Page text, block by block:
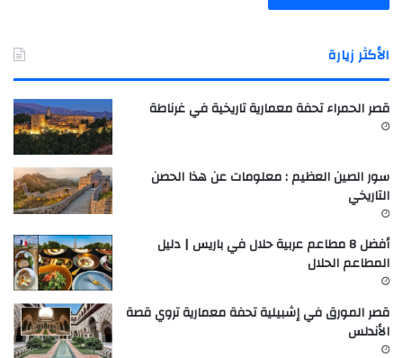
الأكثر زيارة
قصر الحمراء تحفة معمارية تاريخية في غرناطة
سور الصين العظيم : معلومات عن هذا الحصن
التاريخي
أفضل 8 مطاعم عربية حلال في باريس | دليل
المطاعم الحلال
قصر المورق في إشبيلية تحفة معمارية تروي قصة
الأندلس